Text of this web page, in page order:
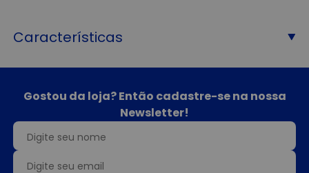
Características
Gostou da loja? Então cadastre-se na nossa
Newsletter!